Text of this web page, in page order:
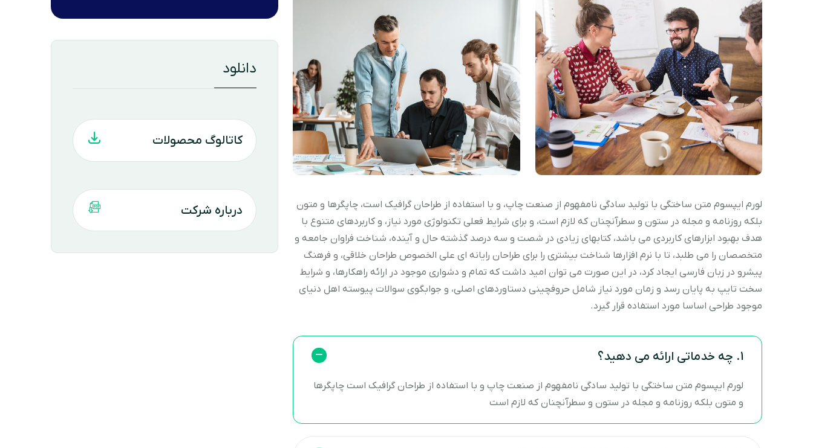
لورم ایپسوم متن ساختگی با تولید سادگی نامفهوم از صنعت چاپ، و با استفاده از طراحان گرافیک است، چاپگرها و متون
بلکه روزنامه و مجله در ستون و سطرآنچنان که لازم است، و برای شرایط فعلی تکنولوژی مورد نیاز، و کاربردهای متنوع با
هدف بهبود ابزارهای کاربردی می باشد، کتابهای زیادی در شصت و سه درصد گذشته حال و آینده، شناخت فراوان جامعه و
متخصصان را می طلبد، تا با نرم افزارها شناخت بیشتری را برای طراحان رایانه ای علی الخصوص طراحان خلاقی، و فرهنگ
پیشرو در زبان فارسی ایجاد کرد، در این صورت می توان امید داشت که تمام و دشواری موجود در ارائه راهکارها، و شرایط
سخت تایپ به پایان رسد و زمان مورد نیاز شامل حروفچینی دستاوردهای اصلی، و جوابگوی سوالات پیوسته اهل دنیای
موجود طراحی اساسا مورد استفاده قرار گیرد.
1. چه خدماتی ارائه می دهید؟
لورم ایپسوم متن ساختگی با تولید سادگی نامفهوم از صنعت چاپ و با استفاده از طراحان گرافیک است چاپگرها
و متون بلکه روزنامه و مجله در ستون و سطرآنچنان که لازم است
دانلود
کاتالوگ محصولات
درباره شرکت